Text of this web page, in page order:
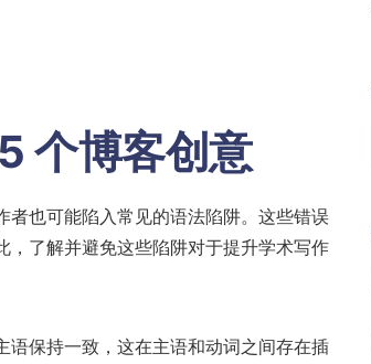
个博客创意
也可能陷入常见的语法陷阱。这些错误
了解并避免这些陷阱对于提升学术写作
保持一致，这在主语和动词之间存在插